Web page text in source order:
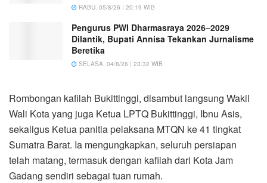
RABU, 05/8/26 | 20:19 WIB
Pengurus PWI Dharmasraya 2026–2029
Dilantik, Bupati Annisa Tekankan Jurnalisme
Beretika
SELASA, 04/8/26 | 23:32 WIB
Rombongan kafilah Bukittinggi, disambut langsung Wakil
Wali Kota yang juga Ketua LPTQ Bukittinggi, Ibnu Asis,
sekaligus Ketua panitia pelaksana MTQN ke 41 tingkat
Sumatra Barat. Ia mengungkapkan, seluruh persiapan
telah matang, termasuk dengan kafilah dari Kota Jam
Gadang sendiri sebagai tuan rumah.